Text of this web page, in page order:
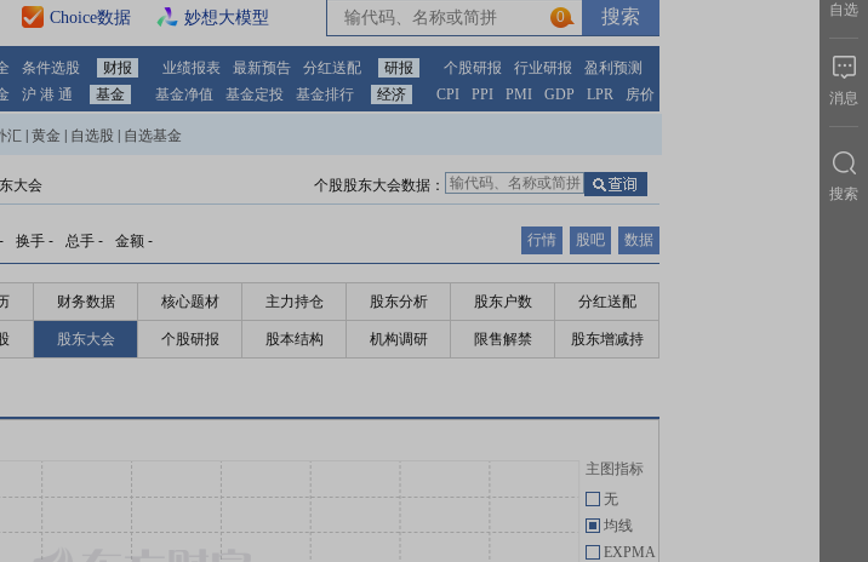
Choice数据 妙想大模型 0
条件选股 财报 业绩报表 最新预告 分红送配 研报 个股研报 行业研报
盈利预测
沪 港 通 基金 基金净值 基金定投 基金排行 经济 CPI PPI PMI GDP LPR 房价
汇 黄金 自选股 自选基金
大会 个股股东大会数据：
- 换手 - 总手 - 金额 - 行情 股吧 数据
财务数据 核心题材 主力持仓 股东分析 股东户数 分红送配
股东大会 个股研报 股本结构 机构调研 限售解禁 股东增减持
主图指标
无
均线
EXPMA
自选
消息
搜索